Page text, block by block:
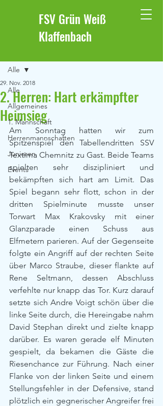
FSV Grün Weiß
Klaffenbach
Alle
Allgemeines
1. Mannschaft
Herrenmannschaften
Junioren
Events
Alle
2. Herren: Hart erkämpfter
Heimsieg
29. Nov. 2018
Am Sonntag hatten wir zum
Spitzenspiel den Tabellendritten SSV
Textima Chemnitz zu Gast. Beide Teams
spielten sehr diszipliniert und
bekämpften sich hart am Limit. Das
Spiel begann sehr flott, schon in der
dritten Spielminute musste unser
Torwart Max Krakovsky mit einer
Glanzparade einen Schuss aus
Elfmetern parieren. Auf der Gegenseite
folgte ein Angriff auf der rechten Seite
über Marco Straube, dieser flankte auf
Rene Seltmann, dessen Abschluss
verfehlte nur knapp das Tor. Kurz darauf
setzte sich Andre Voigt schön über die
linke Seite durch, die Hereingabe nahm
David Stephan direkt und zielte knapp
darüber. Es waren gerade elf Minuten
gespielt, da bekamen die Gäste die
Riesenchance zur Führung. Nach einer
Flanke von der linken Seite und einem
Stellungsfehler in der Defensive, stand
plötzlich ein gegnerischer Angreifer frei